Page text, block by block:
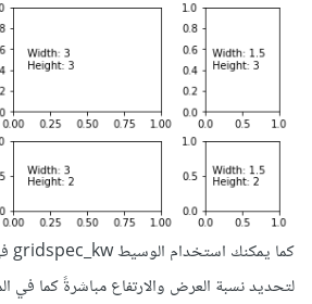
لتحديد نسبة العرض والارتفاع مباشرةً كما في